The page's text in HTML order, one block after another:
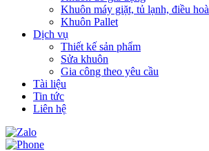
Khuôn máy giặt, tủ lạnh, điều hoà
Khuôn Pallet
Dịch vụ
Thiết kế sản phẩm
Sửa khuôn
Gia công theo yêu cầu
Tài liệu
Tin tức
Liên hệ